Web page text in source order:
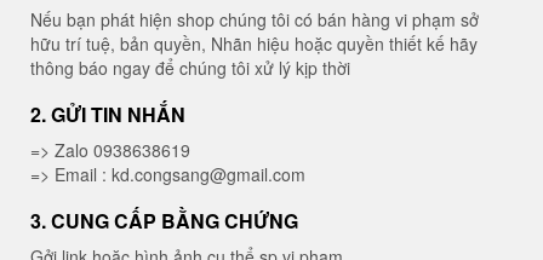
Nếu bạn phát hiện shop chúng tôi có bán hàng vi phạm sở
hữu trí tuệ, bản quyền, Nhãn hiệu hoặc quyền thiết kế hãy
thông báo ngay để chúng tôi xử lý kịp thời
2. GỬI TIN NHẮN
=> Zalo 0938638619
=> Email : kd.congsang@gmail.com
3. CUNG CẤP BẰNG CHỨNG